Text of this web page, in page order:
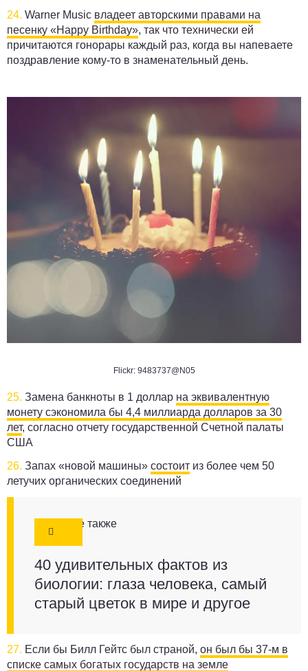
24. Warner Music владеет авторскими правами на
песенку «Happy Birthday», так что технически ей
причитаются гонорары каждый раз, когда вы напеваете
поздравление кому-то в знаменательный день.
Flickr: 9483737@N05
25. Замена банкноты в 1 доллар на эквивалентную
монету сэкономила бы 4,4 миллиарда долларов за 30
лет, согласно отчету государственной Счетной палаты
США
26. Запах «новой машины» состоит из более чем 50
летучих органических соединений
Смотрите также
40 удивительных фактов из
биологии: глаза человека, самый
старый цветок в мире и другое
27. Если бы Билл Гейтс был страной, он был бы 37-м в
списке самых богатых государств на земле